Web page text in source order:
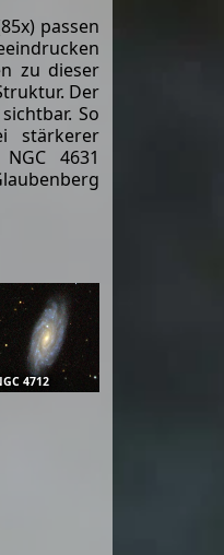
passen
zu dieser
Der
So
stärkerer
4631
4712